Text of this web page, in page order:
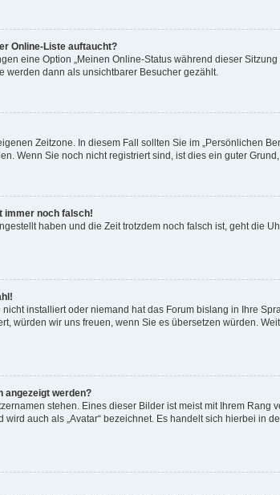
Online-Liste auftaucht?
eine Option „Meinen Online-Status während dieser
werden dann als unsichtbarer Besucher gezählt.
Zeitzone. In diesem Fall sollten Sie im „Persönlichen
Wenn Sie noch nicht registriert sind, ist dies ein guter Grund,
immer noch falsch!
haben und die Zeit trotzdem noch falsch ist, geht die
installiert oder niemand hat das Forum bislang in Ihre
würden wir uns freuen, wenn Sie es übersetzen würden.
angezeigt werden?
stehen. Eines dieser Bilder ist meist mit Ihrem
auch als „Avatar“ bezeichnet. Es handelt sich hierbei in